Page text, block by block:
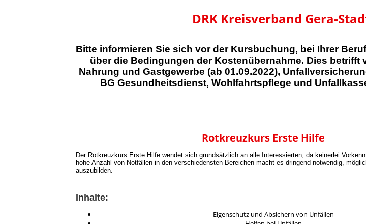
DRK Kreisverband Gera-
Bitte informieren Sie sich vor der Kursbuchung, bei Ihrer
über die Bedingungen der Kostenübernahme. Dies betrifft
Nahrung und Gastgewerbe (ab 01.09.2022),
BG Gesundheitsdienst, Wohlfahrtspflege und
Rotkreuzkurs Erste Hilfe
Der Rotkreuzkurs Erste Hilfe wendet sich grundsätzlich an alle Interessierten, da keinerlei
hohe Anzahl von Notfällen in den verschiedensten Bereichen macht es dringend notwendig,
auszubilden.
Inhalte:
Eigenschutz und Absichern von Unfällen